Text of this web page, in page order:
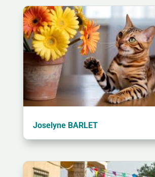
Joselyne BARLET